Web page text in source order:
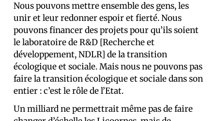
Nous pouvons mettre ensemble des gens, les
unir et leur redonner espoir et fierté. Nous
pouvons financer des projets pour qu’ils soient
le laboratoire de R&D [Recherche et
développement, NDLR] de la transition
écologique et sociale. Mais nous ne pouvons pas
faire la transition écologique et sociale dans son
entier : c’est le rôle de l’Etat.
Un milliard ne permettrait même pas de faire